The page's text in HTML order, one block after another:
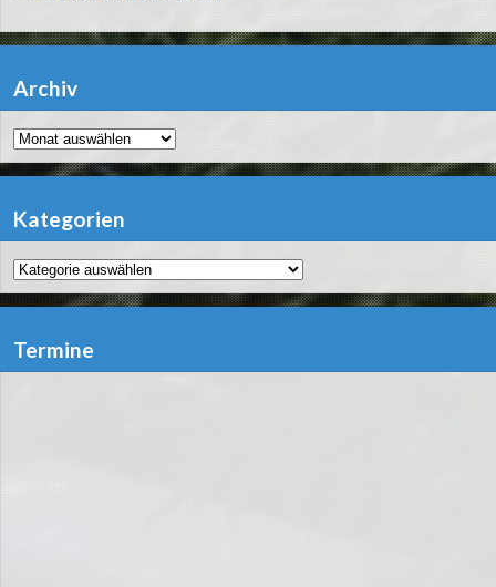
Archiv
Archiv
Kategorien
Kategorien
Termine